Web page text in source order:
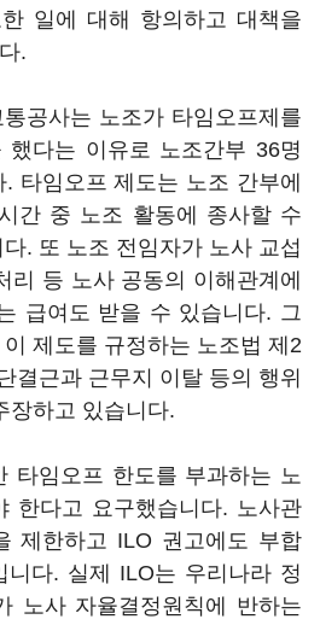
일에 대해 항의하고 대책을
.
공사는 노조가 타임오프제를
했다는 이유로 노조간부 36명
타임오프 제도는 노조 간부에
간 중 노조 활동에 종사할 수
. 또 노조 전임자가 노사 교섭
리 등 노사 공동의 이해관계에
급여도 받을 수 있습니다. 그
제도를 규정하는 노조법 제2
결근과 근무지 이탈 등의 행위
장하고 있습니다.
타임오프 한도를 부과하는 노
한다고 요구했습니다. 노사관
제한하고 ILO 권고에도 부합
니다. 실제 ILO는 우리나라 정
노사 자율결정원칙에 반하는